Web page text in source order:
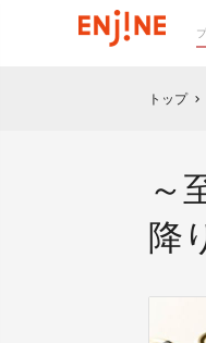
トップ chevron_right
～
降